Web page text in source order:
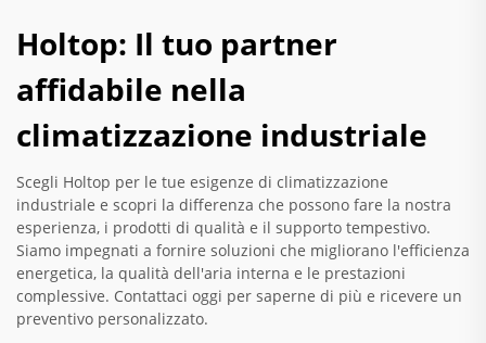
Holtop: Il tuo partner
affidabile nella
climatizzazione industriale
Scegli Holtop per le tue esigenze di climatizzazione
industriale e scopri la differenza che possono fare la nostra
esperienza, i prodotti di qualità e il supporto tempestivo.
Siamo impegnati a fornire soluzioni che migliorano l'efficienza
energetica, la qualità dell'aria interna e le prestazioni
complessive. Contattaci oggi per saperne di più e ricevere un
preventivo personalizzato.